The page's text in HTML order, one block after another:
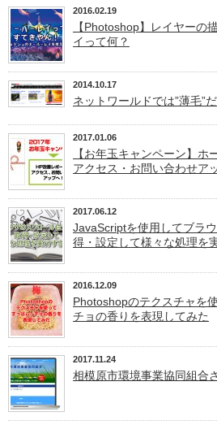
2016.02.19
【Photoshop】レイヤーの
イって何？
2014.10.17
ネットワールドでは”薄毛”
2017.01.06
【お年玉キャンペーン】
アクセス・お問い合わせア
2017.06.12
JavaScriptを使用してブラ
得・設定して様々な処理を
2016.12.09
Photoshopのテクスチャを
チョの香りを表現してみた
2017.11.24
相模原市環境事業協同組合